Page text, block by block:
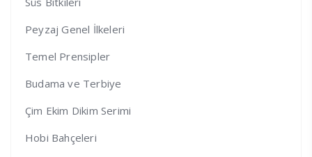
Peyzaj Genel İlkeleri
Temel Prensipler
Budama ve Terbiye
Çim Ekim Dikim Serimi
Hobi Bahçeleri